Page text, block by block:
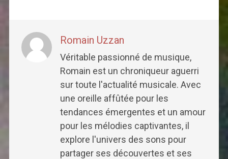
Romain Uzzan
Véritable passionné de musique,
Romain est un chroniqueur aguerri
sur toute l'actualité musicale. Avec
une oreille affûtée pour les
tendances émergentes et un amour
pour les mélodies captivantes, il
explore l'univers des sons pour
partager ses découvertes et ses